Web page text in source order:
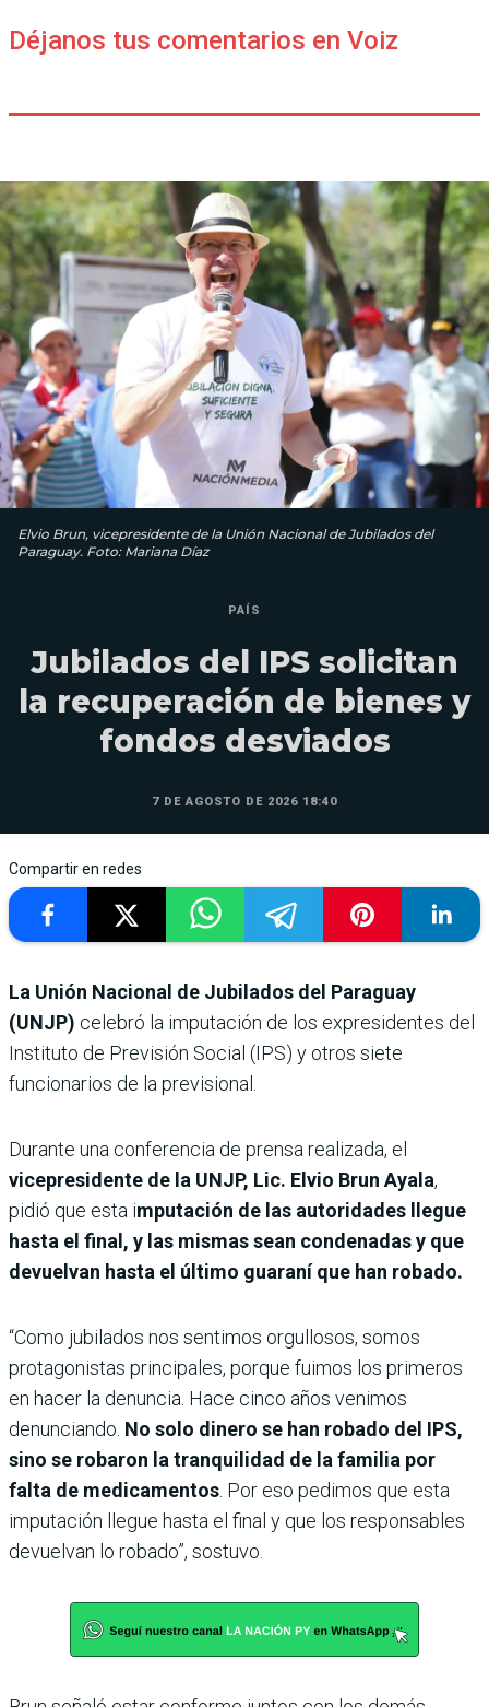
Déjanos tus comentarios en Voiz
Elvio Brun, vicepresidente de la Unión Nacional de Jubilados del
Paraguay. Foto: Mariana Díaz
PAÍS
Jubilados del IPS solicitan
la recuperación de bienes y
fondos desviados
7 DE AGOSTO DE 2026 18:40
Compartir en redes
La Unión Nacional de Jubilados del Paraguay
(UNJP) celebró la imputación de los expresidentes del
Instituto de Previsión Social (IPS) y otros siete
funcionarios de la previsional.
Durante una conferencia de prensa realizada, el
vicepresidente de la UNJP, Lic. Elvio Brun Ayala,
pidió que esta imputación de las autoridades llegue
hasta el final, y las mismas sean condenadas y que
devuelvan hasta el último guaraní que han robado.
“Como jubilados nos sentimos orgullosos, somos
protagonistas principales, porque fuimos los primeros
en hacer la denuncia. Hace cinco años venimos
denunciando. No solo dinero se han robado del IPS,
sino se robaron la tranquilidad de la familia por
falta de medicamentos . Por eso pedimos que esta
imputación llegue hasta el final y que los responsables
devuelvan lo robado”, sostuvo.